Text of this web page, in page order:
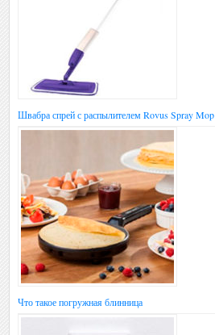
Швабра спрей с распылителем Rovus Spray Mop
Что такое погружная блинница